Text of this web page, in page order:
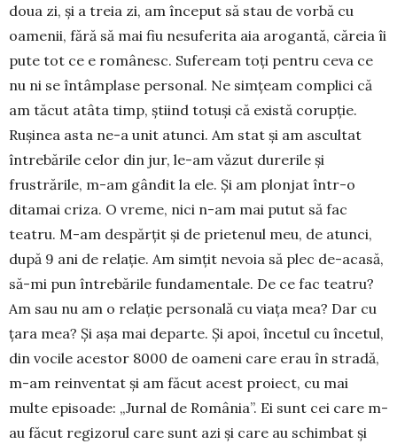
doua zi, și a treia zi, am început să stau de vorbă cu
oamenii, fără să mai fiu nesuferita aia arogantă, căreia îi
pute tot ce e ro­mâ­nesc. Sufeream toți pentru ceva ce
nu ni se în­tâmplase personal. Ne simțeam complici că
am tăcut atâta timp, știind totuși că există corupție.
Rușinea asta ne-a unit atunci. Am stat și am ascultat
întrebă­ri­le celor din jur, le-am văzut durerile și
frustrările, m-am gândit la ele. Și am plonjat într-o
ditamai criza. O vreme, nici n-am mai putut să fac
teatru. M-am despărțit și de prietenul meu, de atunci,
după 9 ani de relație. Am simțit nevoia să plec de-acasă,
să-mi pun întrebările fundamentale. De ce fac teatru?
Am sau nu am o relație personală cu viața mea? Dar cu
țara mea? Și așa mai departe. Și apoi, încetul cu încetul,
din vocile acestor 8000 de oameni care erau în stradă,
m-am reinventat și am făcut acest proiect, cu mai
multe episoade: „Jurnal de Româ­nia”. Ei sunt cei care m-
au făcut regizorul care sunt azi și care au schimbat și